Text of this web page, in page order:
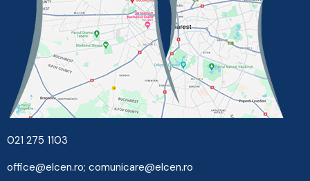
021 275 1103
office@elcen.ro; comunicare@elcen.ro